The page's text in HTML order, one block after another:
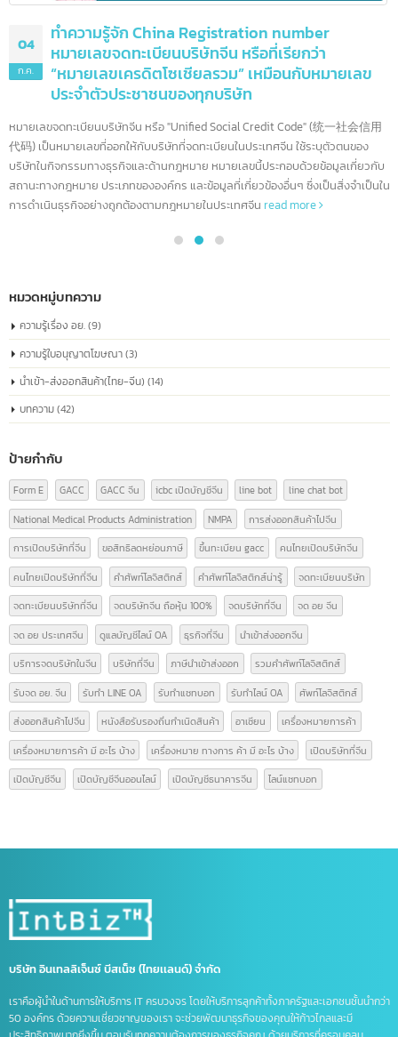
04 ทำความรู้จัก China Registration number
หมายเลขจดทะเบียนบริษัทจีน หรือที่เรียกว่า
ประจำตัวประชาชนของทุกบริษัท
代码) เป็นหมายเลขที่ออกให้กับบริษัทที่จดทะเบียนในประเทศจีน ใช้ระบุตัวตนของ
บริษัทในกิจกรรมทางธุรกิจและด้านกฎหมาย หมายเลขนี้ประกอบด้วยข้อมูลเกี่ยว
สถานะทางกฎหมาย ประเภทขององค์กร และข้อมูลที่เกี่ยวข้องอื่นๆ ซึ่งเป็นสิ่งจำเป็
การดำเนินธุรกิจอย่างถูกต้องตามกฎหมายในประเทศจีน
หมวดหมู่บทความ
ความรู้เรื่อง อย.
(9)
ความรู้ใบอนุญาตโฆษณา(3)
นำเข้า-ส่งออกสินค้า(ไทย-จีน)(14)
บทความ(42)
ป้ายกำกับ
Form E GACC GACC จีน icbc เปิดบัญชีจีน line bot
line chat bot
National Medical Products Administration
NMPA
การส่งออกสินค้าไปจีน
การเปิดบริษัทที่จีน
ขอสิทธิลดหย่อนภาษี ขึ้นทะเบียน gacc
คนไทยเปิดบริษัทจีน
คนไทยเปิดบริษัทที่จีน
คำศัพท์โลจิสติกส์ คำศัพท์โลจิสติกส์น่ารู้
จดทะเบียนบริษัท
จดทะเบียนบริษัทที่จีน
จดบริษัทจีน ถือหุ้น 100% จดบริษัทที่จีน
จด อย จีน
บริการจดบริษัทในจีน บริษัทที่จีน ภาษีนำเข้าส่งออก
รวมคำศัพท์โลจิสติกส์
ส่งออกสินค้าไปจีน หนังสือรับรองถิ่นกำเนิดสินค้า
เครื่องหมายการค้า มี อะไร บ้าง
เปิดบัญชีจีน
เปิดบัญชีจีนออนไลน์ เปิดบัญชีธนาคารจีน